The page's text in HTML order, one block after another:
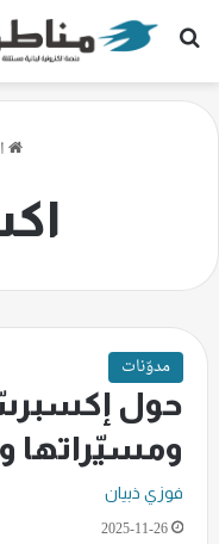
بحث عن
مدوّنات
حول
ومسيّراتها
فوزي ذبيان
2025-11-26